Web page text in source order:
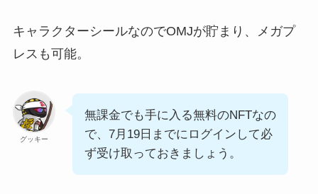
キャラクターシールなのでOMJが貯まり、メガプ
レスも可能。
グッキー
無課金でも手に入る無料のNFTなの
で、7月19日までにログインして必
ず受け取っておきましょう。